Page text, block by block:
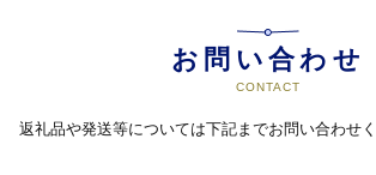
お問い合わせ
CONTACT
返礼品や発送等については下記までお問い合わせく